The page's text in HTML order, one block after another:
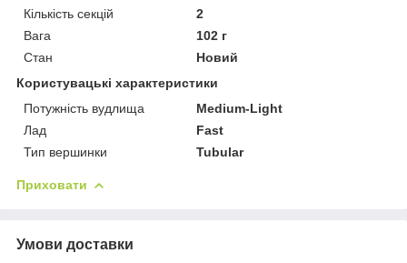
Кількість секцій
2
Вага
102 г
Стан
Новий
Користувацькі характеристики
Потужність вудлища
Medium-Light
Лад
Fast
Тип вершинки
Tubular
Приховати
Умови доставки